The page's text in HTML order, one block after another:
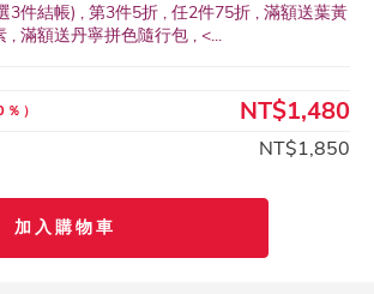
3件結帳) , 第3件5折 , 任2件75折 , 滿額送葉黃
, 滿額送丹寧拼色隨行包 , <...
） NT$1,480
NT$1,850
加入購物車